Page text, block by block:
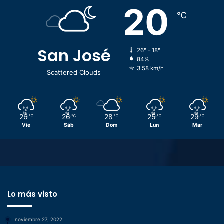
San José
Scattered Clouds
20 ℃
26º - 18º
84%
3.58 km/h
26 ℃
Vie
26 ℃
Sáb
28 ℃
Dom
25 ℃
Lun
29 ℃
Mar
Lo más visto
noviembre 27, 2022